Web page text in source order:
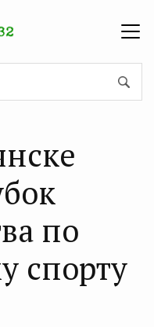
по
спорту